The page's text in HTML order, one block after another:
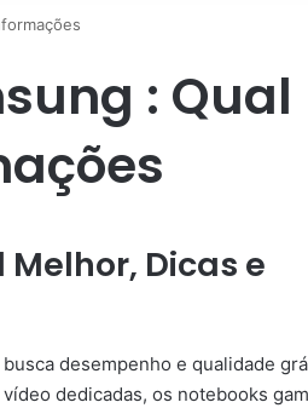
: Qual
Dicas e
desempenho e qualidade
dedicadas, os notebooks